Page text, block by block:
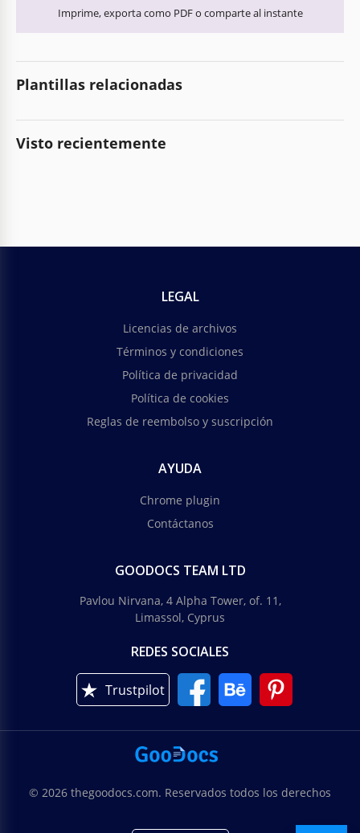
Imprime, exporta como PDF o comparte al instante
Plantillas relacionadas
Visto recientemente
LEGAL
Licencias de archivos
Términos y condiciones
Política de privacidad
Política de cookies
Reglas de reembolso y suscripción
AYUDA
Chrome plugin
Contáctanos
GOODOCS TEAM LTD
Pavlou Nirvana, 4 Alpha Tower, of. 11,
Limassol, Cyprus
REDES SOCIALES
Trustpilot
© 2026 thegoodocs.com. Reservados todos los derechos